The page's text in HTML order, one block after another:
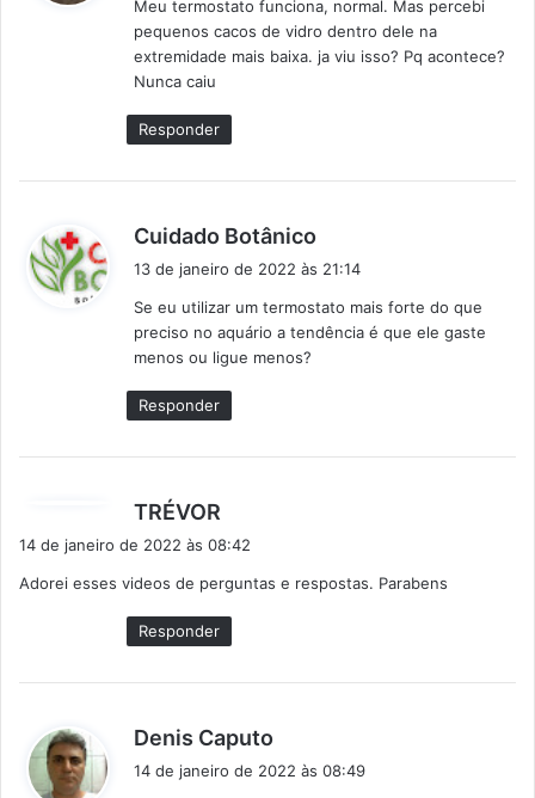
s
e
:
Meu termostato funciona, normal. Mas percebi
pequenos cacos de vidro dentro dele na
extremidade mais baixa. ja viu isso? Pq acontece?
Nunca caiu
Responder
Cuidado Botânico
s
e
13 de janeiro de 2022 às 21:14
Se eu utilizar um termostato mais forte do que
preciso no aquário a tendência é que ele gaste
menos ou ligue menos?
Responder
TRÉVOR
i
s
e
:
14 de janeiro de 2022 às 08:42
Adorei esses videos de perguntas e respostas. Parabens
Responder
Denis Caputo
i
14 de janeiro de 2022 às 08:49